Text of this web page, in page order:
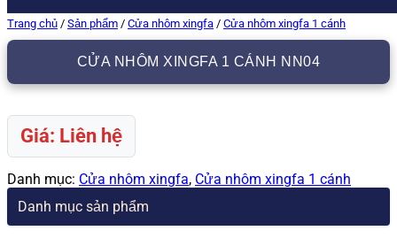
Trang chủ / Sản phẩm / Cửa nhôm xingfa / Cửa nhôm xingfa 1 cánh
CỬA NHÔM XINGFA 1 CÁNH NN04
Giá: Liên hệ
Danh mục: Cửa nhôm xingfa, Cửa nhôm xingfa 1 cánh
Danh mục sản phẩm